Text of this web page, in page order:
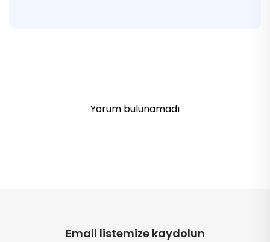
Yorum bulunamadı
Email listemize kaydolun